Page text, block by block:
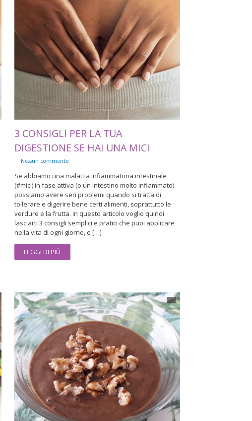
3 CONSIGLI PER LA TUA
DIGESTIONE SE HAI UNA MICI
Nessun commento
Se abbiamo una malattia infiammatoria intestinale
(#mici) in fase attiva (o un intestino molto infiammato)
possiamo avere seri problemi quando si tratta di
tollerare e digerire bene certi alimenti, soprattutto le
verdure e la frutta. In questo articolo voglio quindi
lasciarti 3 consigli semplici e pratici che puoi applicare
nella vita di ogni giorno, e […]
LEGGI DI PIÙ